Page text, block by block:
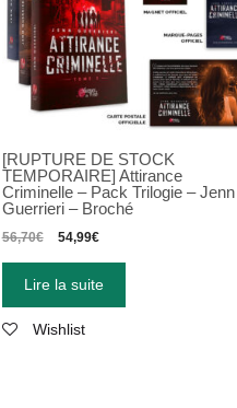
[RUPTURE DE STOCK
TEMPORAIRE] Attirance
Criminelle – Pack Trilogie – Jenn
Guerrieri – Broché
56,70€ 54,99€
Lire la suite
Wishlist